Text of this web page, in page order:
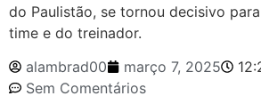
do Paulistão, se tornou decisivo
time e do treinador.
alambrad00
março 7, 2025
Sem Comentários